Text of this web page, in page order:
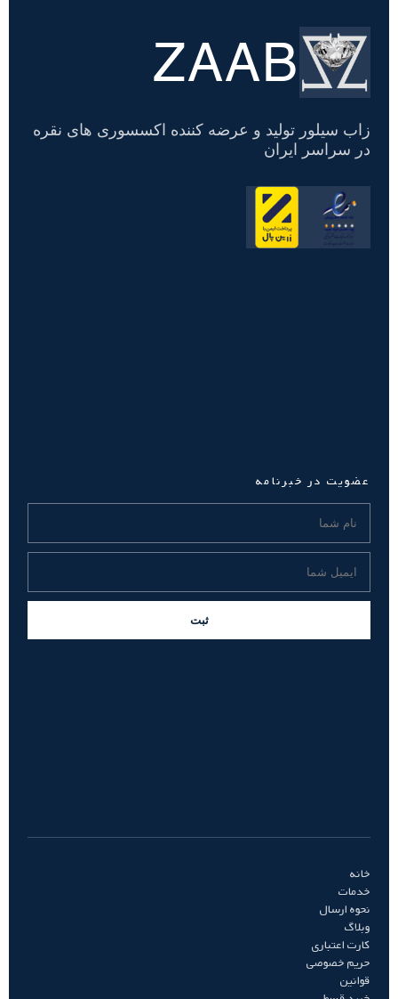
تسویه
حساب
ZAAB
زاب سیلور تولید و عرضه کننده اکسسوری های نقره
در سراسر ایران
عضویت در خبرنامه
ثبت
خانه
خدمات
نحوه ارسال
وبلاگ
کارت اعتباری
حریم خصوصی
قوانین